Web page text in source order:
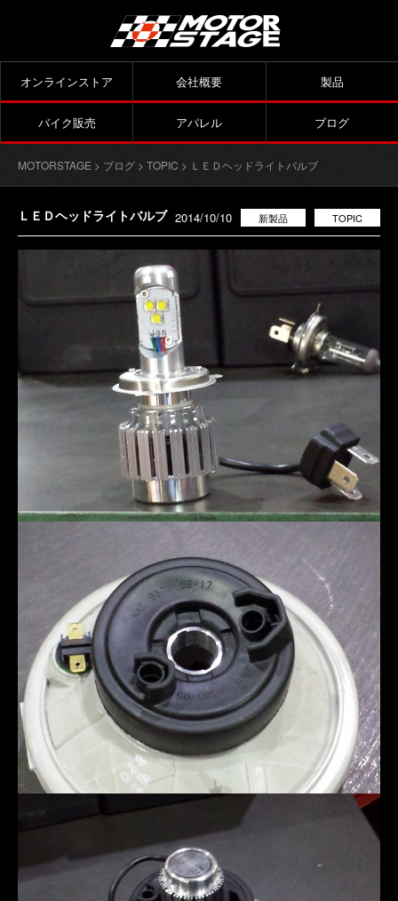
オンラインストア 会社概要 製品
バイク販売 アパレル ブログ
MOTORSTAGE > ブログ > TOPIC > ＬＥＤヘッドライトバルブ
ＬＥＤヘッドライトバルブ TOPIC
新製品
2014/10/10